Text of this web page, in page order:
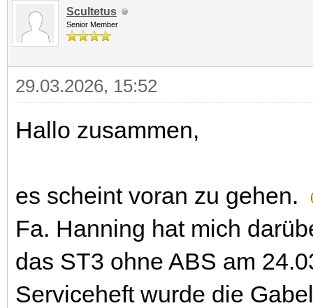
Scultetus
Senior Member
29.03.2026, 15:52
Hallo zusammen,
es scheint voran zu gehen.
Fa. Hanning hat mich
das ST3 ohne ABS am
Serviceheft wurde die